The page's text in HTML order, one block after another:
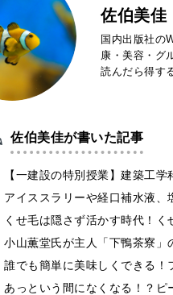
佐伯美佳
国内出版社の
康・美容・グ
読んだら得す
佐伯美佳が書いた記事
【一建設の特別授業】建築工
アイススラリーや経口補水液
くせ毛は隠さず活かす時代！
小山薫堂氏が主人「下鴨茶寮
誰でも簡単に美味しくできる
あっという間になくなる！？